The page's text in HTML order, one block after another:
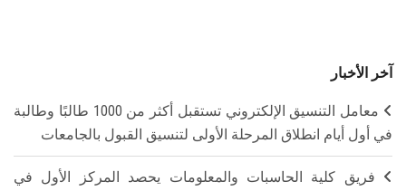
آخر الأخبار
معامل التنسيق الإلكتروني تستقبل أكثر من 1000 طالبًا وطالبة
في أول أيام انطلاق المرحلة الأولى لتنسيق القبول بالجامعات
فريق كلية الحاسبات والمعلومات يحصد المركز الأول في